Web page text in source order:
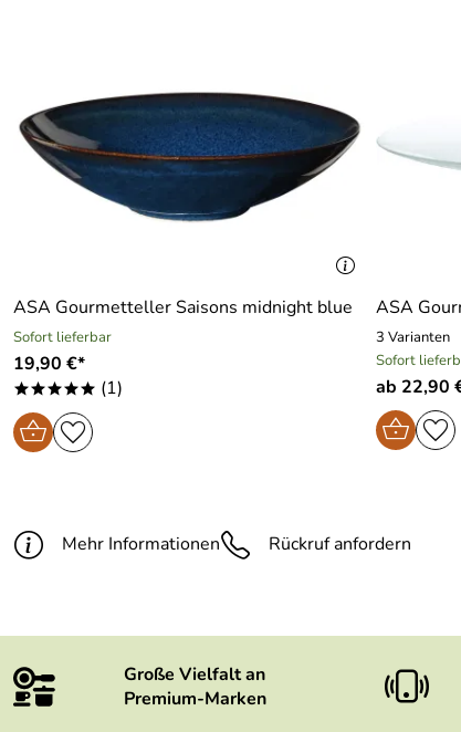
ASA Gourmetteller Saisons midnight blue
Sofort lieferbar
19,90 €*
***** (1)
ASA
3 Varianten
Sofort
ab 22,90
Mehr Informationen Rückruf anfordern
Große Vielfalt an
Premium-Marken